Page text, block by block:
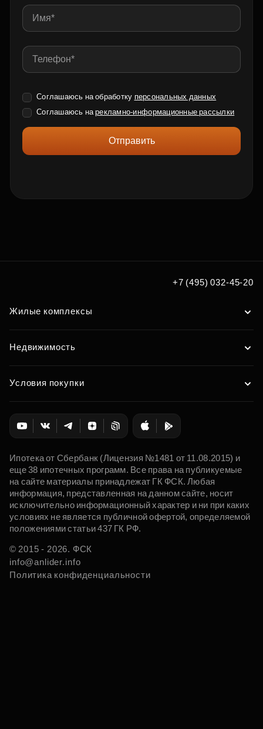
Соглашаюсь на обработку персональных данных
Соглашаюсь нарекламно-информационные рассылки
Отправить
+7 (495) 032-45-20
Жилые комплексы
Недвижимость
Условия покупки
Ипотека от Сбербанк (Лицензия №1481 от 11.08.2015) и
еще 38 ипотечных программ. Все права на публикуемые
на сайте материалы принадлежат ГК ФСК. Любая
информация, представленная на данном сайте, носит
исключительно информационный характер и ни при каких
условиях не является публичной офертой, определяемой
положениями статьи 437 ГК РФ.
© 2015 - 2026. ФСК
info@anlider.info
Политика конфиденциальности